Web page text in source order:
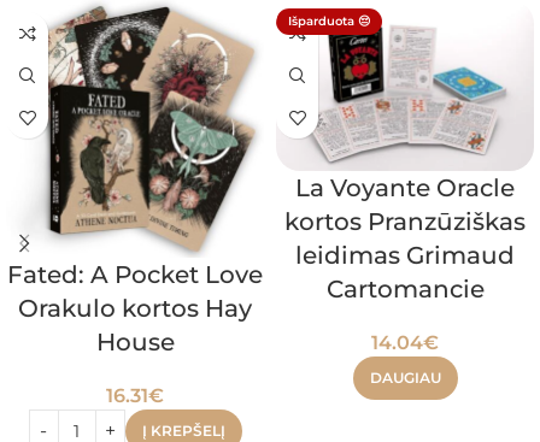
Fated: A Pocket Love
Orakulo kortos Hay
House
16.31€
Į KREPŠELĮ
Išparduota 😔
La Voyante Oracle
kortos Pranzūziškas
leidimas Grimaud
Cartomancie
14.04€
DAUGIAU